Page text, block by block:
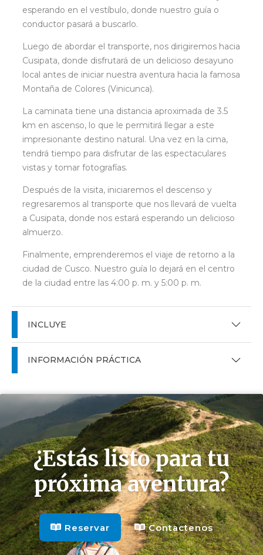
esperando en el vestíbulo, donde nuestro guía o
conductor pasará a buscarlo.
Luego de abordar el transporte, nos dirigiremos hacia
Cusipata, donde disfrutará de un delicioso desayuno
local antes de iniciar nuestra aventura hacia la famosa
Montaña de Colores (Vinicunca).
La caminata tiene una distancia aproximada de 3.5
km en ascenso, lo que le permitirá llegar a este
impresionante destino natural. Una vez en la cima,
tendrá tiempo para disfrutar de las espectaculares
vistas y tomar fotografías.
Después de la visita, iniciaremos el descenso y
regresaremos al transporte que nos llevará de vuelta
a Cusipata, donde nos estará esperando un delicioso
almuerzo.
Finalmente, emprenderemos el viaje de retorno a la
ciudad de Cusco. Nuestro guía lo dejará en el centro
de la ciudad entre las 4:00 p. m. y 5:00 p. m.
INCLUYE
INFORMACIÓN PRÁCTICA
Reservar Contactenos
¿Estás listo para tu
próxima aventura?
Reservar Contactenos